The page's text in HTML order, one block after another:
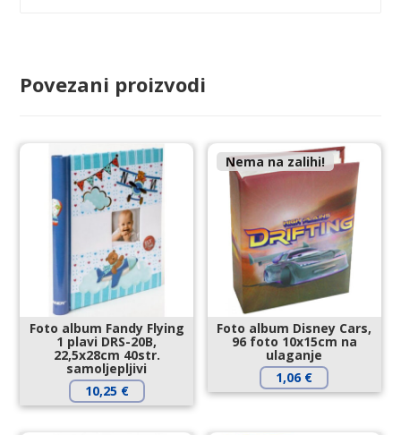
Povezani proizvodi
Foto album Fandy Flying
1 plavi DRS-20B,
22,5x28cm 40str.
samoljepljivi
10,25 €
Nema na zalihi!
Foto album Disney Cars,
96 foto 10x15cm na
ulaganje
1,06 €